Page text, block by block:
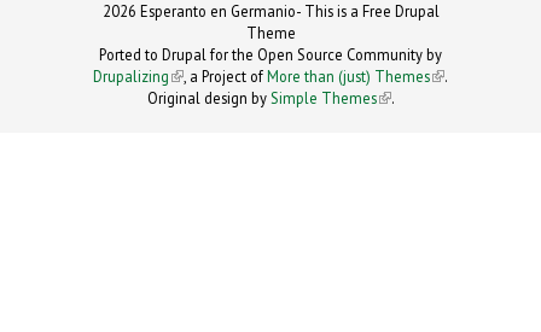
2026 Esperanto en Germanio- This is a Free Drupal
Theme
Ported to Drupal for the Open Source Community by
Drupalizing(link is external)
, a Project ofMore than (just) Themes (link is
.
Original design by Simple Themes
(link is
.